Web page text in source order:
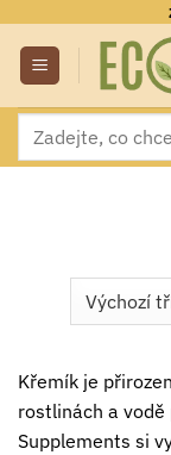
obsah
Hledat:
Křemík je
rostlinách a vodě
Supplements si